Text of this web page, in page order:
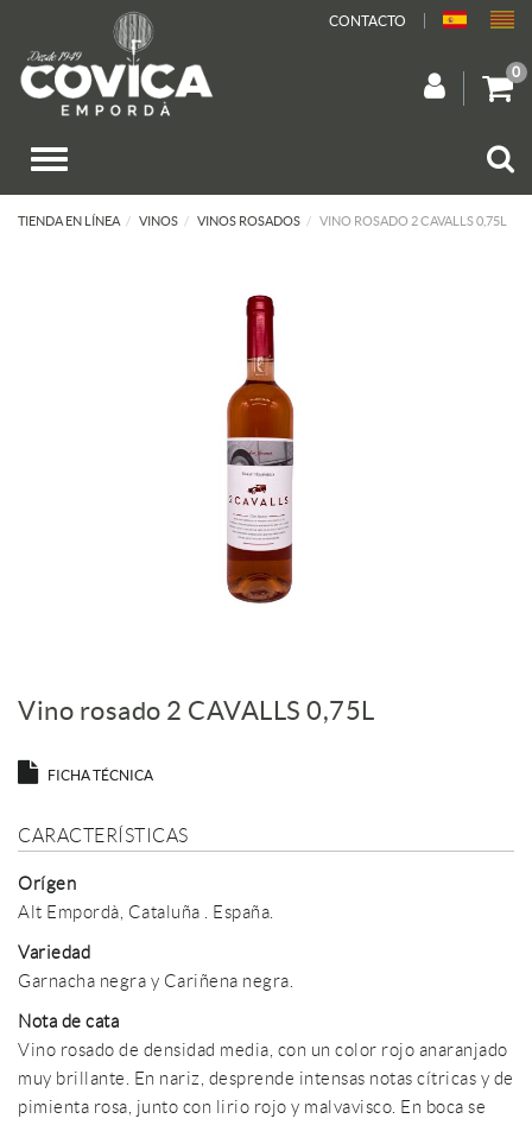
CONTACTO
0
TIENDA EN LÍNEA VINOS VINOS ROSADOS VINO ROSADO 2 CAVALLS 0,75L
Vino rosado 2 CAVALLS 0,75L
FICHA TÉCNICA
CARACTERÍSTICAS
Orígen
Alt Empordà, Cataluña . España.
Variedad
Garnacha negra y Cariñena negra.
Nota de cata
Vino rosado de densidad media, con un color rojo anaranjado
muy brillante. En nariz, desprende intensas notas cítricas y de
pimienta rosa, junto con lirio rojo y malvavisco. En boca se